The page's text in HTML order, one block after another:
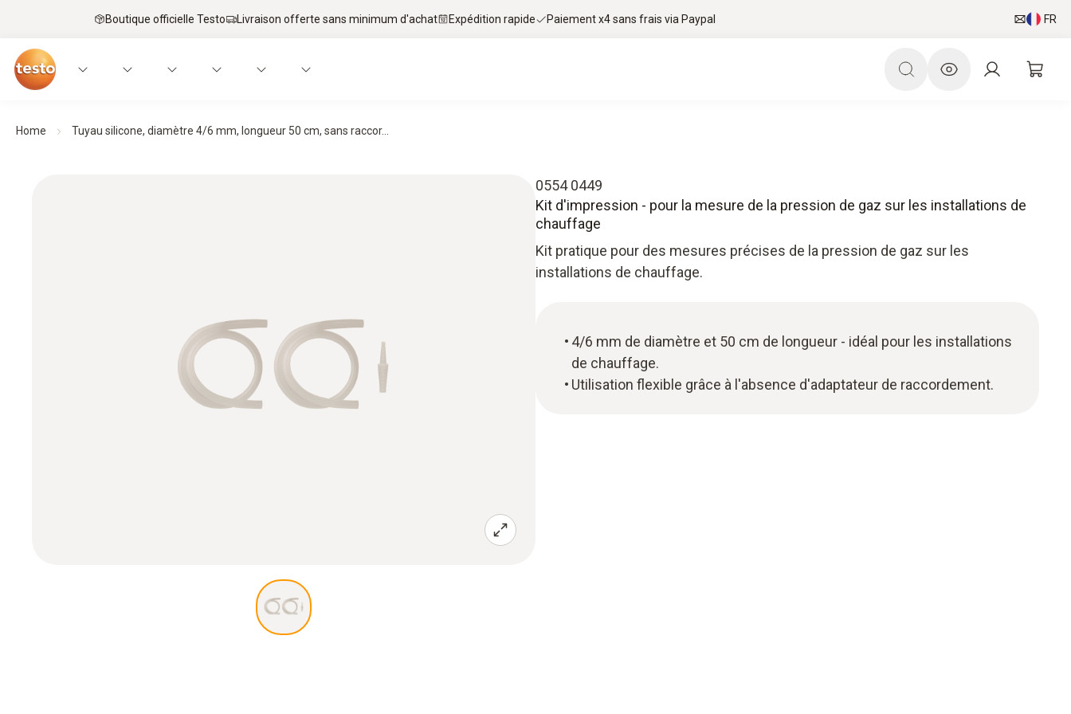
Boutique officielle Testo Livraison offerte sans minimum d'achat Expédition rapide Paiement x4 sans frais via Paypal FR
Home Tuyau silicone, diamètre 4/6 mm, longueur 50 cm, sans raccor...
0554 0449
Kit d'impression - pour la mesure de la pression de gaz sur les installations de
chauffage
Kit pratique pour des mesures précises de la pression de gaz sur les
installations de chauffage.
4/6 mm de diamètre et 50 cm de longueur - idéal pour les installations
de chauffage.
Utilisation flexible grâce à l'absence d'adaptateur de raccordement.